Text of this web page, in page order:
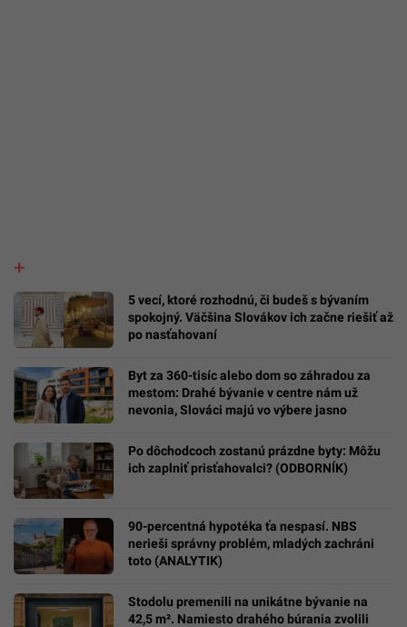
5 vecí, ktoré rozhodnú, či budeš s bývaním
spokojný. Väčšina Slovákov ich začne riešiť až
po nasťahovaní
Byt za 360-tisíc alebo dom so záhradou za
mestom: Drahé bývanie v centre nám už
nevonia, Slováci majú vo výbere jasno
Po dôchodcoch zostanú prázdne byty: Môžu
ich zaplniť prisťahovalci? (ODBORNÍK)
90-percentná hypotéka ťa nespasí. NBS
nerieši správny problém, mladých zachráni
toto (ANALYTIK)
Stodolu premenili na unikátne bývanie na
42,5 m². Namiesto drahého búrania zvolili